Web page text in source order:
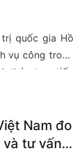
quốc gia Hồ
vụ công trong
thức trực tiếp
Nam đo
tư vấn